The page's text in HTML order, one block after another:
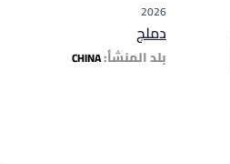
2026
دملج
بلد المنشأ:CHINA